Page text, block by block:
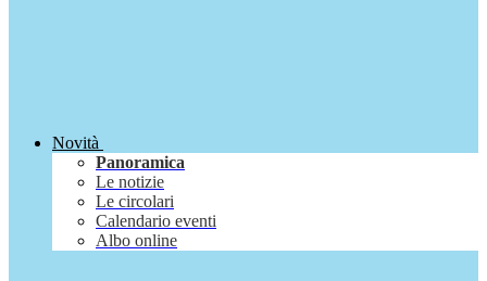
Novità
Panoramica
Le notizie
Le circolari
Calendario eventi
Albo online